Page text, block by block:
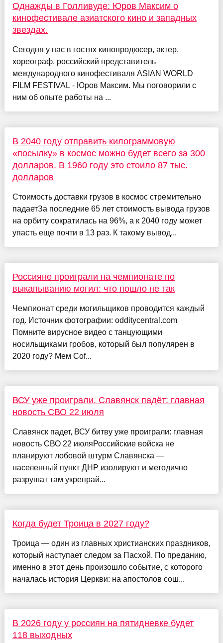
Однажды в Голливуде: Юров Максим о
кинофестивале азиатского кино и западных
звездах.
Сегодня у нас в гостях кинопродюсер, актер,
хореограф, российский представитель
международного кинофестиваля ASIAN WORLD
FILM FESTIVAL - Юров Максим. Мы поговорили с
ним об опыте работы на ...
В 2040 году отправить килограммовую
«посылку» в космос можно будет всего за 300
долларов. В 1960 году это стоило 87 тыс.
долларов
Стоимость доставки грузов в космос стремительно
падаетЗа последние 65 лет стоимость вывода грузов
на орбиту сократилась на 96%, а к 2040 году может
упасть еще почти в 13 раз. К такому вывод...
Россияне проиграли на чемпионате по
выкапыванию могил: что пошло не так
Чемпионат среди могильщиков проводится каждый
год. Источник фотографии: odditycentral.com
Помните вирусное видео с танцующими
носильщиками гробов, который был популярен в
2020 году? Мем Cof...
ВСУ уже проиграли, Славянск падёт: главная
новость СВО 22 июля
Славянск падет, ВСУ битву уже проиграли: главная
новость СВО 22 июляРоссийские войска не
планируют лобовой штурм Славянска —
населенный пункт ДНР изолируют и методично
разрушат там укрепрай...
Когда будет Троица в 2027 году?
Троица — один из главных христианских праздников,
который наступает следом за Пасхой. По преданию,
именно в этот день произошло событие, с которого
началась история Церкви: на апостолов сош...
В 2026 году у россиян на пятидневке будет
118 выходных